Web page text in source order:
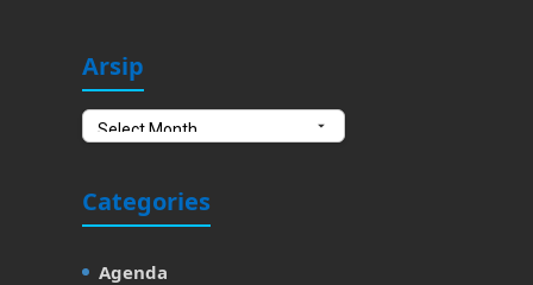
ArsipArsip
Categories
Agenda